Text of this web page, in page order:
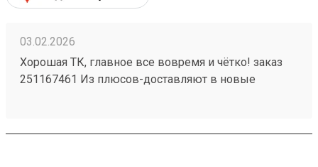
03.02.2026
Хорошая ТК, главное все вовремя и чётко! заказ
251167461 Из плюсов-доставляют в новые